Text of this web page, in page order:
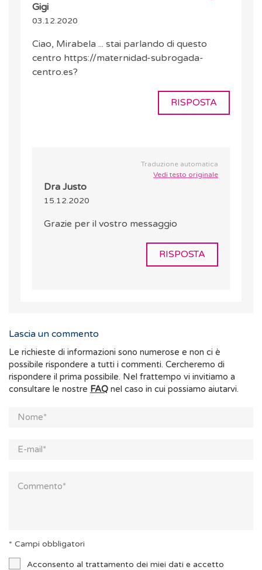
Gigi
03.12.2020
Ciao, Mirabela ... stai parlando di questo
centro https://maternidad-subrogada-
centro.es?
RISPOSTA
Traduzione automatica
Vedi testo originale
Dra Justo
15.12.2020
Grazie per il vostro messaggio
RISPOSTA
Lascia un commento
Le richieste di informazioni sono numerose e non ci è
possibile rispondere a tutti i commenti. Cercheremo di
rispondere il prima possibile. Nel frattempo vi invitiamo a
consultare le nostre FAQ nel caso in cui possiamo aiutarvi.
* Campi obbligatori
Acconsento al trattamento dei miei dati e accetto